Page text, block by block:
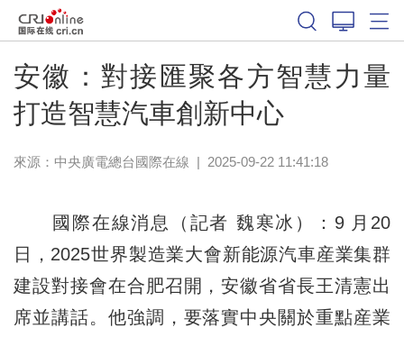
安徽：對接匯聚各方智慧力量
打造智慧汽車創新中心
來源：中央廣電總台國際在線 | 2025-09-22 11:41:18
國際在線消息（記者 魏寒冰）：9 月20
日，2025世界製造業大會新能源汽車産業集群
建設對接會在合肥召開，安徽省省長王清憲出
席並講話。他強調，要落實中央關於重點産業